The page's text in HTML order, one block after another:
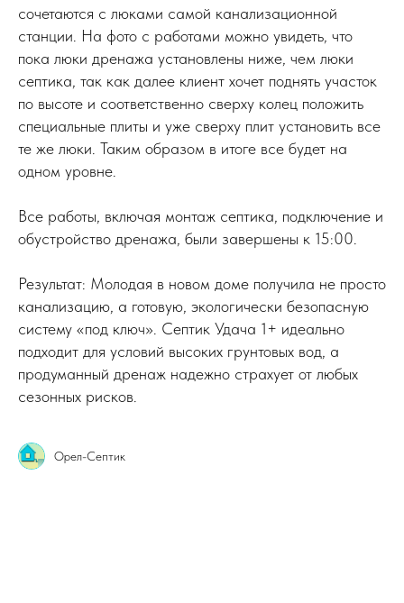
сочетаются с люками самой канализационной
станции. На фото с работами можно увидеть, что
пока люки дренажа установлены ниже, чем люки
септика, так как далее клиент хочет поднять участок
по высоте и соответственно сверху колец положить
специальные плиты и уже сверху плит установить все
те же люки. Таким образом в итоге все будет на
одном уровне.
Все работы, включая монтаж септика, подключение и
обустройство дренажа, были завершены к 15:00.
Результат: Молодая в новом доме получила не просто
канализацию, а готовую, экологически безопасную
систему «под ключ». Септик Удача 1+ идеально
подходит для условий высоких грунтовых вод, а
продуманный дренаж надежно страхует от любых
сезонных рисков.
Орел-Септик